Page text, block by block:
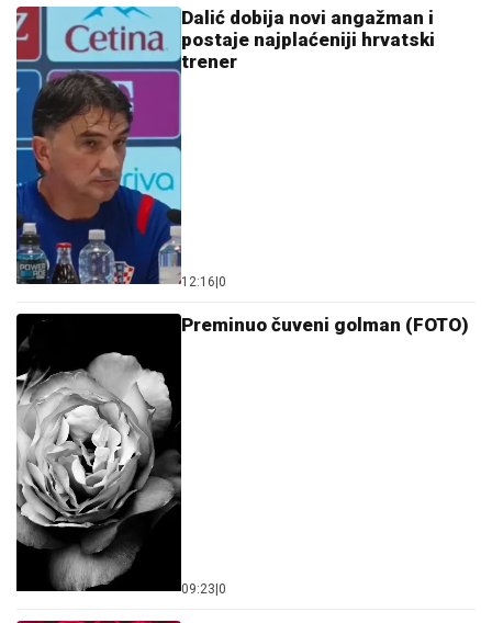
Dalić dobija novi angažman i
postaje najplaćeniji hrvatski
trener
12:16 0
Preminuo čuveni golman (FOTO)
09:23 0